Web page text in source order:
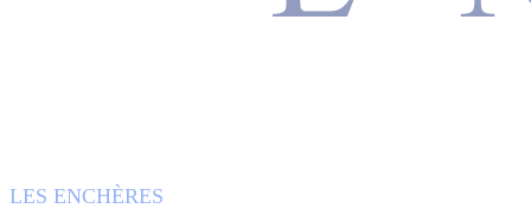
LES ENCHÈRES